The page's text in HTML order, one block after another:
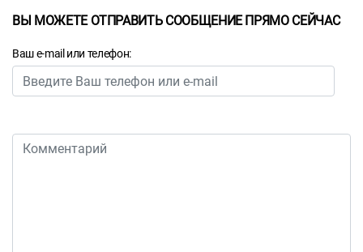
ВЫ МОЖЕТЕ ОТПРАВИТЬ СООБЩЕНИЕ ПРЯМО СЕЙЧАС
Ваш e-mail или телефон: